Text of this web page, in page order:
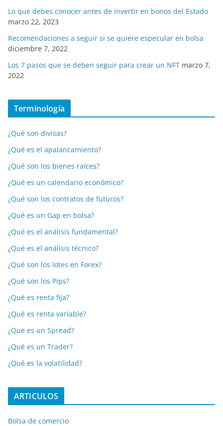
Lo que debes conocer antes de invertir en bonos del Estado
marzo 22, 2023
Recomendaciones a seguir si se quiere especular en bolsa
diciembre 7, 2022
Los 7 pasos que se deben seguir para crear un NFT marzo 7,
2022
Terminología
¿Qué son divisas?
¿Qué es el apalancamiento?
¿Qué son los bienes raíces?
¿Qué es un calendario económico?
¿Qué son los contratos de futuros?
¿Qué es un Gap en bolsa?
¿Qué es el análisis fundamental?
¿Qué es el análisis técnico?
¿Qué son los lotes en Forex?
¿Qué son los Pips?
¿Qué es renta fija?
¿Qué es renta variable?
¿Que es un Spread?
¿Qué es un Trader?
¿Qué es la volatilidad?
ARTICULOS
Bolsa de comercio